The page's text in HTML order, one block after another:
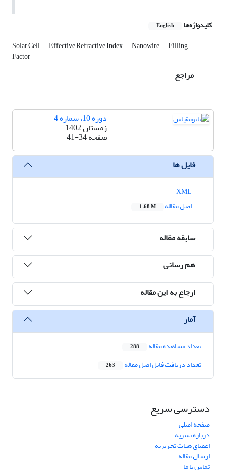
کلیدواژه‌ها English
Solar Cell Effective Refractive Index Nanowire Filling
Factor
مراجع
دوره 10، شماره 4
زمستان 1402
صفحه41-34
فایل ها
اصل مقاله
1.68 M
سابقه مقاله
هم رسانی
ارجاع به این مقاله
آمار
تعداد مشاهده مقاله 288
تعداد دریافت فایل اصل مقاله 263
دسترسی سریع
صفحه اصلی
درباره نشریه
اعضای هیات تحریریه
ارسال مقاله
تماس با ما